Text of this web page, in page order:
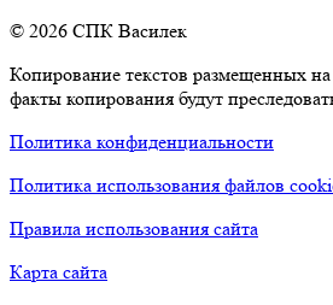
© 2026 СПК Василек
Копирование текстов размещенных
факты копирования будут
Политика конфиденциальности
Политика использования файлов
Правила использования сайта
Карта сайта